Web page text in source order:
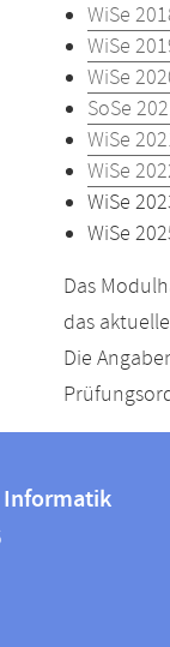
WiSe
WiSe
WiSe
SoSe
WiSe
WiSe
WiSe
WiSe
Das
das
Die
Informatik